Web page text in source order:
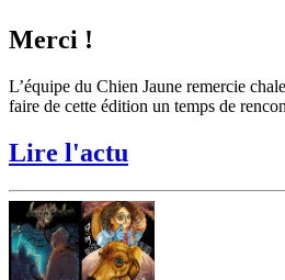
Merci !
L’équipe du Chien Jaune remercie
faire de cette édition un temps de
Lire l'actu